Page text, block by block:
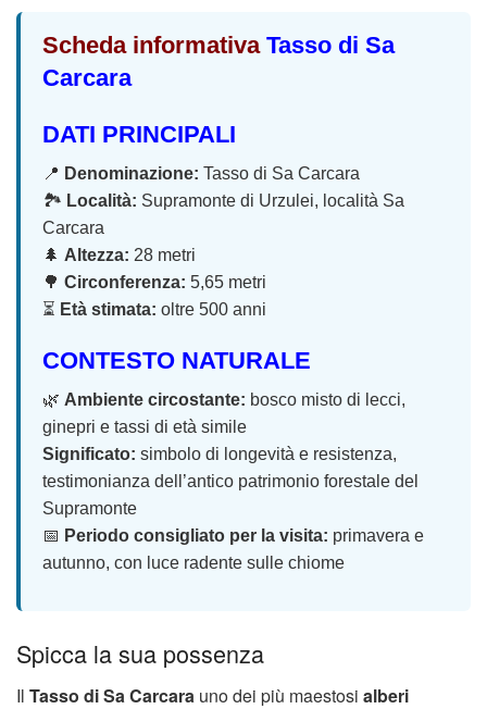
Scheda informativa Tasso di Sa
Carcara
DATI PRINCIPALI
📍 Denominazione: Tasso di Sa Carcara
🏞️ Località: Supramonte di Urzulei, località Sa
Carcara
🌲 Altezza: 28 metri
🌳 Circonferenza: 5,65 metri
⏳ Età stimata: oltre 500 anni
CONTESTO NATURALE
🌿 Ambiente circostante: bosco misto di lecci,
ginepri e tassi di età simile
Significato: simbolo di longevità e resistenza,
testimonianza dell’antico patrimonio forestale del
Supramonte
📅 Periodo consigliato per la visita: primavera e
autunno, con luce radente sulle chiome
Spicca la sua possenza
Il Tasso di Sa Carcara uno dei più maestosi alberi